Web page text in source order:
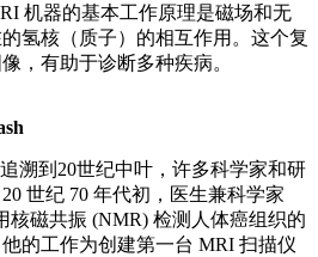
机器的基本工作原理是磁场和无
氢核（质子）的相互作用。这个复
，有助于诊断多种疾病。
溯到20世纪中叶，许多科学家和研
世纪 70 年代初，医生兼科学家
核磁共振 (NMR) 检测人体癌组织的
的工作为创建第一台 MRI 扫描仪